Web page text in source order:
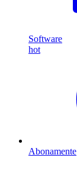
Software
hot
Abonamente